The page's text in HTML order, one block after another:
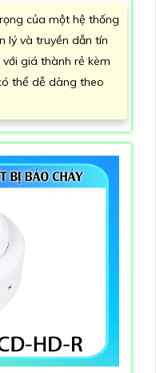
của một hệ thống
lý và truyền dẫn tín
giá thành rẻ kèm
thể dễ dàng theo